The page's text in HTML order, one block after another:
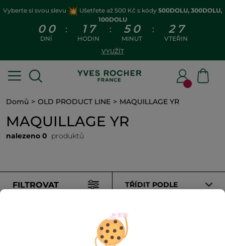
Vyberte si svou slevu Ušetřete až 500 Kč s kódy 500DOLU, 300DOLU,
100DOLU
0 0
DNÍ
: 1 7
HODIN
: 5 0
MINUT
: 2 7
VTEŘIN
VYUŽÍT
Domů OLD PRODUCT LINE MAQUILLAGE YR
MAQUILLAGE YR
nalezeno 0 produktů
FILTROVAT TŘÍDIT PODLE